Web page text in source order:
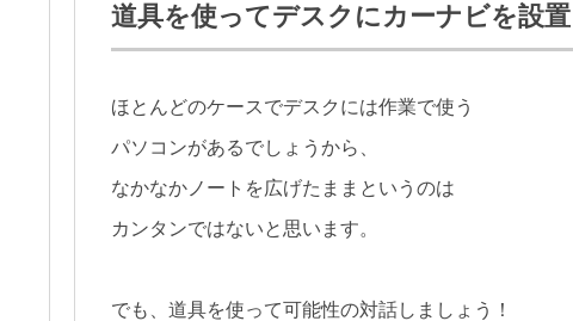
道具を使ってデスクにカーナビを設
ほとんどのケースでデスクには作業で使う
パソコンがあるでしょうから、
なかなかノートを広げたままというのは
カンタンではないと思います。
でも、道具を使って可能性の対話しましょう！